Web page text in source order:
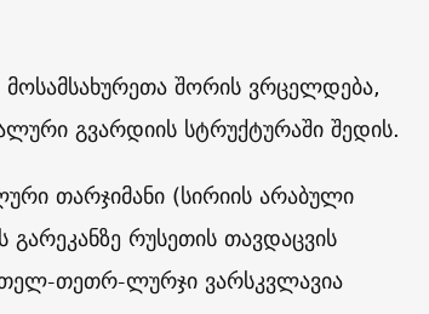
მოსამსახურეთა შორის ვრცელდება,
გვარდიის სტრუქტურაში შედის.
თარჯიმანი (სირიის არაბული
რუსეთის თავდაცვის
თეთრ-ლურჯი ვარსკვლავია